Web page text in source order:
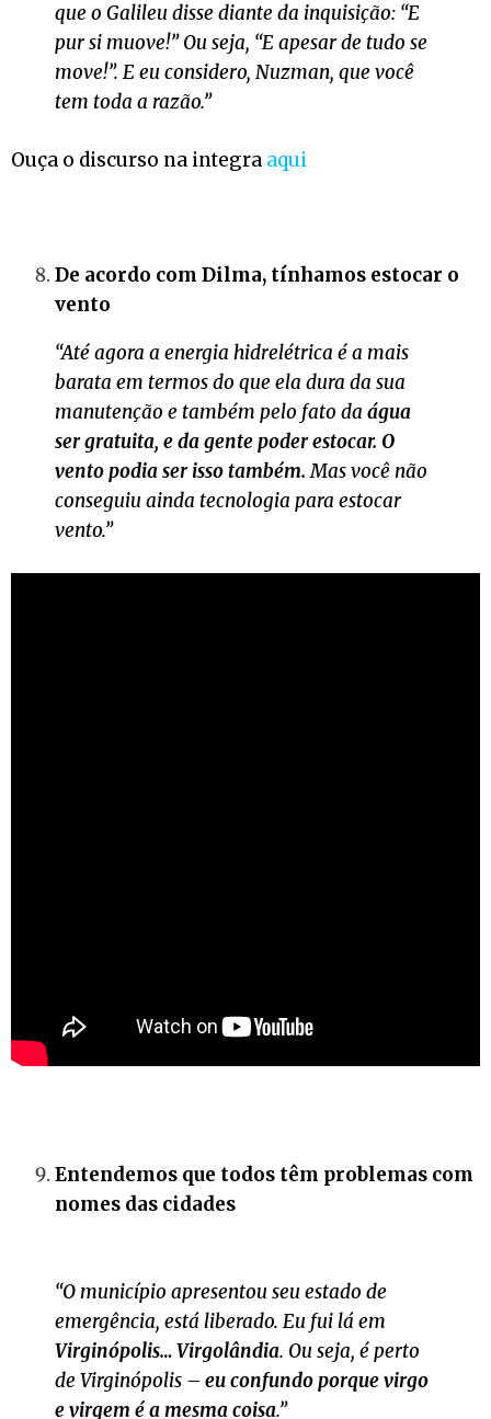
que o Galileu disse diante da inquisição: “E
pur si muove!” Ou seja, “E apesar de tudo se
move!”. E eu considero, Nuzman, que você
tem toda a razão.”
Ouça o discurso na integra aqui
De acordo com Dilma, tínhamos estocar o
vento
“Até agora a energia hidrelétrica é a mais
barata em termos do que ela dura da sua
manutenção e também pelo fato da água
ser gratuita, e da gente poder estocar. O
vento podia ser isso também.Mas você não
conseguiu ainda tecnologia para estocar
vento.”
Entendemos que todos têm problemas com
nomes das cidades
“O município apresentou seu estado de
emergência, está liberado. Eu fui lá em
Virginópolis… Virgolândia. Ou seja, é perto
de Virginópolis – eu confundo porque virgo
e virgem é a mesma coisa.”